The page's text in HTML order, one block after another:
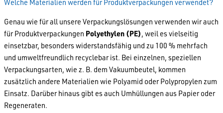
Welche Materialien werden für Produktverpackungen verwendet?
Genau wie für all unsere Verpackungslösungen verwenden wir auch
für Produktverpackungen Polyethylen (PE), weil es vielseitig
einsetzbar, besonders widerstandsfähig und zu 100 % mehrfach
und umweltfreundlich recyclebar ist. Bei einzelnen, speziellen
Verpackungsarten, wie z. B. dem Vakuumbeutel, kommen
zusätzlich andere Materialien wie Polyamid oder Polypropylen zum
Einsatz. Darüber hinaus gibt es auch Umhüllungen aus Papier oder
Regeneraten.